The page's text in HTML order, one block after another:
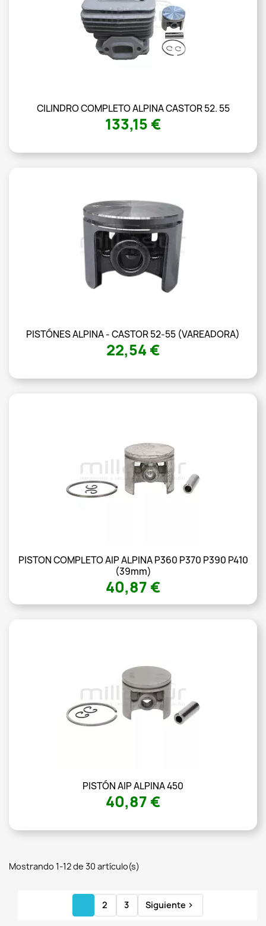
CILINDRO COMPLETO ALPINA CASTOR 52. 55
133,15 €
PISTÓNES ALPINA - CASTOR 52-55 (VAREADORA)
22,54 €
PISTON COMPLETO AIP ALPINA P360 P370 P390 P410
(39mm)
40,87 €
PISTÓN AIP ALPINA 450
40,87 €
Mostrando 1-12 de 30 artículo(s)
2 3 Siguiente 